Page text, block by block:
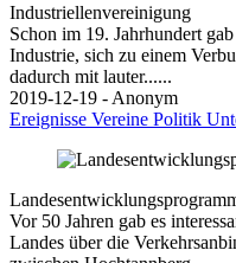
Industriellenvereinigung
Schon im 19. Jahrhundert
Industrie, sich zu einem
dadurch mit lauter......
2019-12-19 - Anonym
Ereignisse Vereine Politik
Vor 50 Jahren gab es
Landes über die